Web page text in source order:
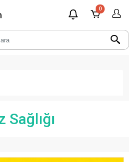
0
Sağlığı